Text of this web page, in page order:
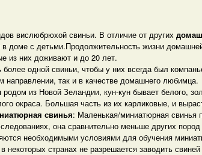
вислюбрюхой свиньи. В отличие от других
доме с детьми.Продолжительность жизни
из них доживают и до 20 лет.
одной свиньи, чтобы у них всегда был
так и в качестве домашнего любимца.
из Новой Зеландии, кун-кун бывает белого,
окраса. Большая часть из их карликовые, и
свинья: Маленькая/миниатюрная свинья
она сравнительно меньше других пород
необходимыми условиями для обучения
некоторых странах не разрешается заводить свиней